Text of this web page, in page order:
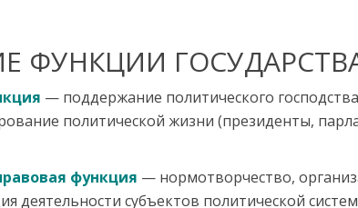
ФУНКЦИИ
— поддержание политического
политической жизни (президенты,
функция — нормотворчество,
деятельности субъектов политической